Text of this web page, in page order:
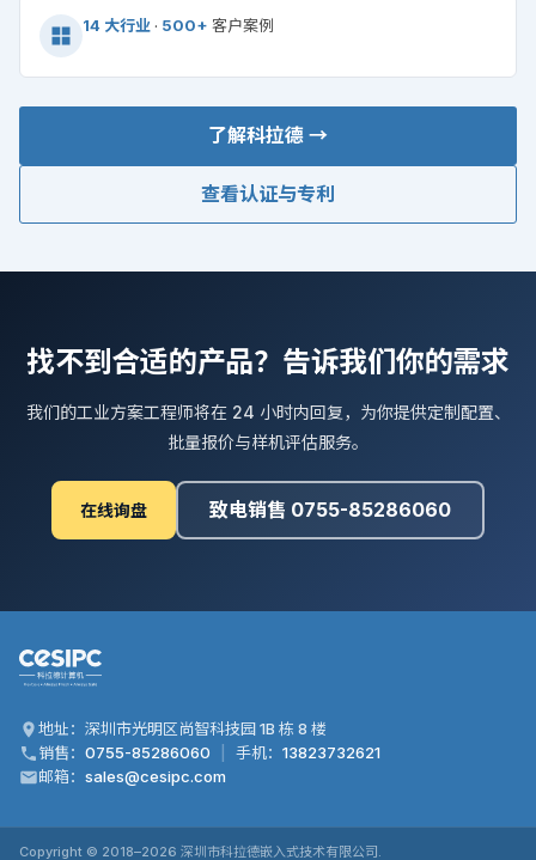
14 大行业· 500+ 客户案例
了解科拉德 →
查看认证与专利
找不到合适的产品？告诉我们你的需求
我们的工业方案工程师将在 24 小时内回复，为你提供定制配置、
批量报价与样机评估服务。
在线询盘 致电销售 0755-85286060
地址：深圳市光明区尚智科技园 1B 栋 8 楼
销售： 0755-85286060 手机： 13823732621
邮箱： sales@cesipc.com
Copyright © 2018–2026 深圳市科拉德嵌入式技术有限公司.